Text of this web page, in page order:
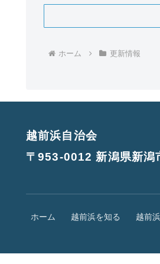
ホーム 更新情報
越前浜自治会
〒953-0012 新潟県新潟
ホーム 越前浜を知る 越前